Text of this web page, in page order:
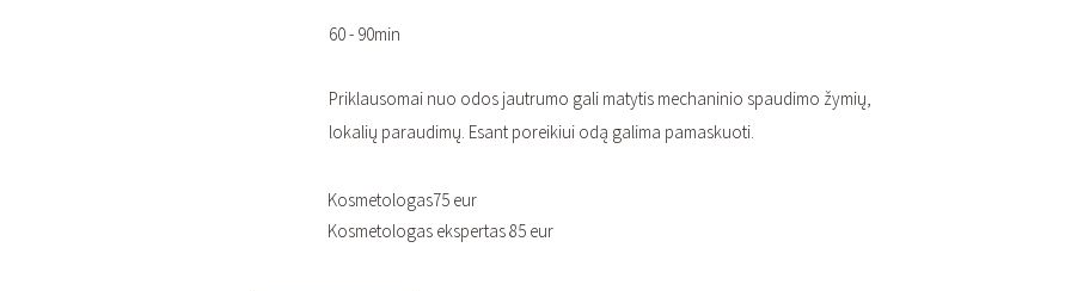
60 - 90min
Priklausomai nuo odos jautrumo gali matytis mechaninio spaudimo žymių,
lokalių paraudimų. Esant poreikiui odą galima pamaskuoti.
Kosmetologas75 eur
Kosmetologas ekspertas 85 eur